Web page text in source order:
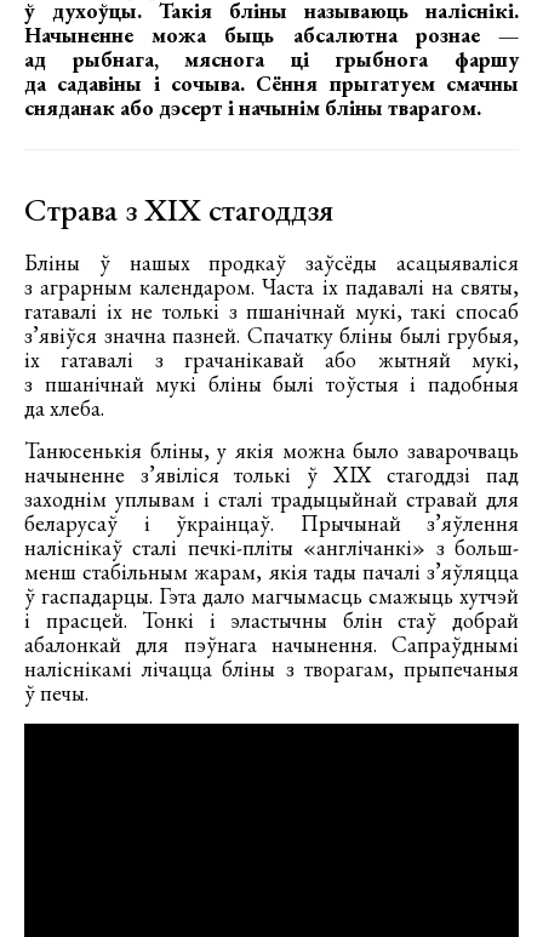
ў духоўцы. Такія бліны называюць наліснікі.
Начыненне можа быць абсалютна рознае —
ад рыбнага, мяснога ці грыбнога фаршу
да садавіны і сочыва. Сёння прыгатуем смачны
сняданак або дэсерт і начынім бліны тварагом.
Страва з ХІХ стагоддзя
Бліны ў нашых продкаў заўсёды асацыяваліся
з аграрным календаром. Часта іх падавалі на святы,
гатавалі іх не толькі з пшанічнай мукі, такі спосаб
з’явіўся значна пазней. Спачатку бліны былі грубыя,
іх гатавалі з грачанікавай або жытняй мукі,
з пшанічнай мукі бліны былі тоўстыя і падобныя
да хлеба.
Танюсенькія бліны, у якія можна было заварочваць
начыненне з’явіліся толькі ў ХІХ стагоддзі пад
заходнім уплывам і сталі традыцыйнай стравай для
беларусаў і ўкраінцаў. Прычынай з’яўлення
наліснікаў сталі печкі-пліты «англічанкі» з больш-
менш стабільным жарам, якія тады пачалі з’яўляцца
ў гаспадарцы. Гэта дало магчымасць смажыць хутчэй
і прасцей. Тонкі і эластычны блін стаў добрай
абалонкай для пэўнага начынення. Сапраўднымі
наліснікамі лічацца бліны з творагам, прыпечаныя
ў печы.